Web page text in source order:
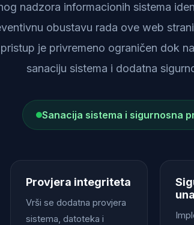
nadzora informacionih sistema
obustavu rada ove web
je privremeno ograničen dok
sanaciju sistema i dodatna
Sanacija sistema i sigurnosna
Provjera integriteta
Vrši se dodatna provjera
sistema, datoteka i